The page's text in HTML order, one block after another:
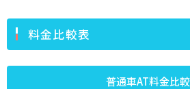
料金比較表
普通車AT料金比